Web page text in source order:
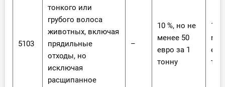
5103
тонкого или
грубого волоса
животных, включая
прядильные
отходы, но
исключая
расщипанное
–
10 %, но не
менее 50
евро за 1
тонну
10